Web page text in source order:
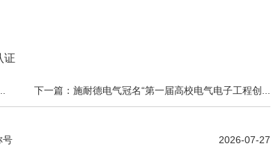
证
下一篇：施耐德电气冠名“第一届高校电气电子工程创...
2026-07-27
号